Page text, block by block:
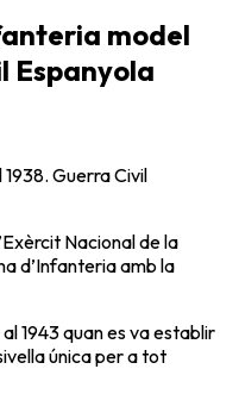
model
Espanyola
Guerra Civil
Nacional de la
d’Infanteria amb la
1943 quan es va establir
única per a tot